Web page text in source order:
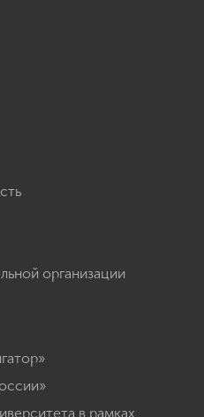
организации
в рамках